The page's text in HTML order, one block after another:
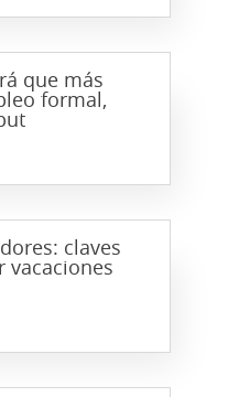
que más
formal,
claves
vacaciones